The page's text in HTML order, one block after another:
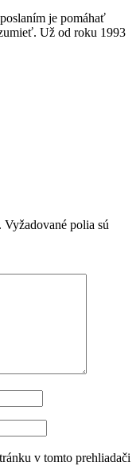
je pomáhať
Už od roku 1993
Vyžadované polia sú
v tomto prehliadači